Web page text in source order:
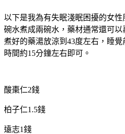
以下是我為有失眠淺眠困擾的女
碗水煮成兩碗水，藥材通常還可以
煮好的藥湯放涼到43度左右，睡
時間約15分鐘左右即可。
酸棗仁2錢
柏子仁1.5錢
遠志1錢